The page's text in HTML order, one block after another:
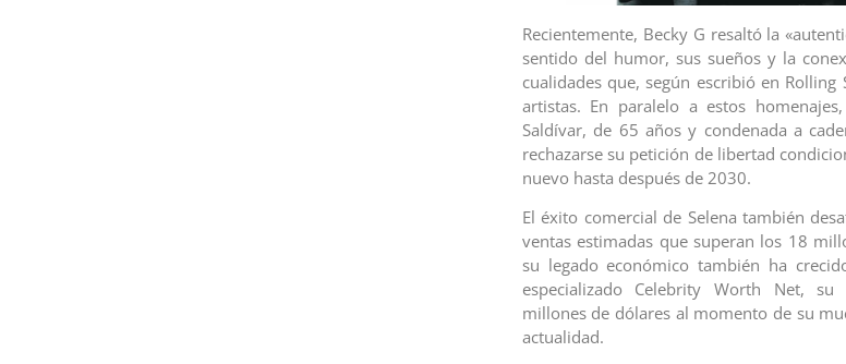
Recientemente, Becky G resaltó la
sentido del humor, sus sueños y la
cualidades que, según escribió en
artistas. En paralelo a estos
Saldívar, de 65 años y condenada a
rechazarse su petición de libertad
nuevo hasta después de 2030.
El éxito comercial de Selena también
ventas estimadas que superan los 18
su legado económico también ha
especializado Celebrity Worth Net,
millones de dólares al momento de su
actualidad.